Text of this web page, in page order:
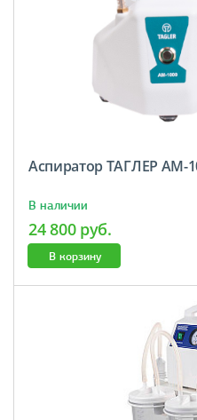
Аспиратор ТАГЛЕР АМ-
В наличии
24 800 руб.
В корзину